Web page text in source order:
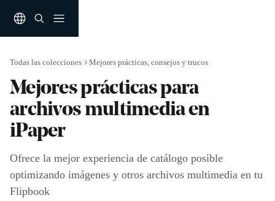
Todas las colecciones Mejores prácticas, consejos y trucos
Mejores prácticas para
archivos multimedia en
iPaper
Ofrece la mejor experiencia de catálogo posible
optimizando imágenes y otros archivos multimedia en tu
Flipbook